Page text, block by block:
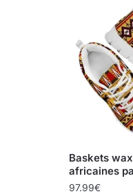
Baskets
africaines
97.99€